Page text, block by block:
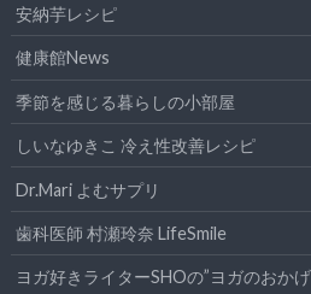
安納芋レシピ
健康館News
季節を感じる暮らしの小部屋
しいなゆきこ 冷え性改善レシピ
Dr.Mari よむサプリ
歯科医師 村瀬玲奈 LifeSmile
ヨガ好きライターSHOの”ヨガのおかげ